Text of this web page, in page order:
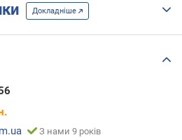
Докладніше
З нами 9 років